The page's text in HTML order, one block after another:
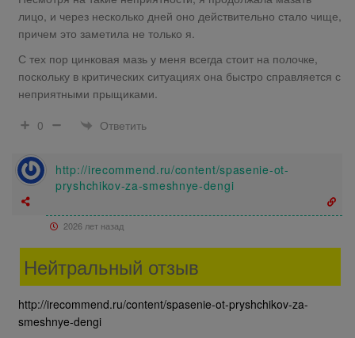
лицо, и через несколько дней оно действительно стало чище,
причем это заметила не только я.
С тех пор цинковая мазь у меня всегда стоит на полочке,
поскольку в критических ситуациях она быстро справляется с
неприятными прыщиками.
0
Ответить
http://irecommend.ru/content/spasenie-ot-
pryshchikov-za-smeshnye-dengi
2026 лет назад
Нейтральный отзыв
http://irecommend.ru/content/spasenie-ot-pryshchikov-za-
smeshnye-dengi